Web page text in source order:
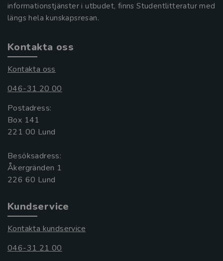
informationstjänster i utbudet, finns Studentlitteratur med
längs hela kunskapsresan.
Kontakta oss
Kontakta oss
046-31 20 00
Postadress:
Box 141
221 00 Lund
Besöksadress:
Åkergränden 1
Kundservice
Kontakta kundservice
046-31 21 00